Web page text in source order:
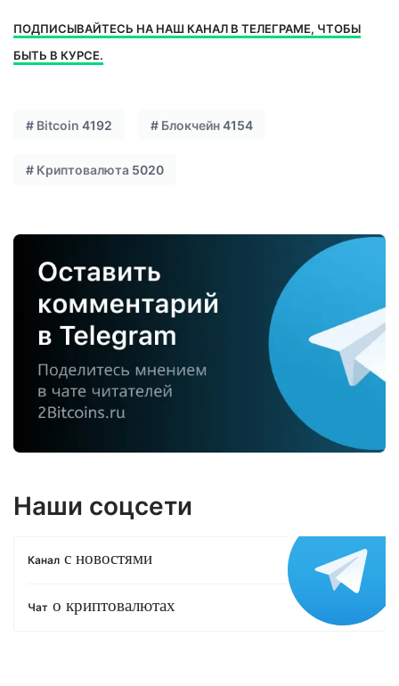
ПОДПИСЫВАЙТЕСЬ НА НАШ КАНАЛ В ТЕЛЕГРАМЕ, ЧТОБЫ
БЫТЬ В КУРСЕ.
# Bitcoin 4192 # Блокчейн4154
# Криптовалюта 5020
Наши соцсети
Канал с новостями
Чат о криптовалютах